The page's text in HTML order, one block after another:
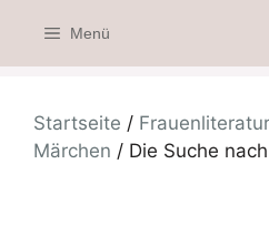
Inhalt
springen
Menü
Startseite / Frauenliteratur
Märchen / Die Suche